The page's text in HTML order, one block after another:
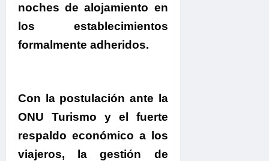
noches de alojamiento en
los establecimientos
formalmente adheridos.
Con la postulación ante la
ONU Turismo y el fuerte
respaldo económico a los
viajeros, la gestión de